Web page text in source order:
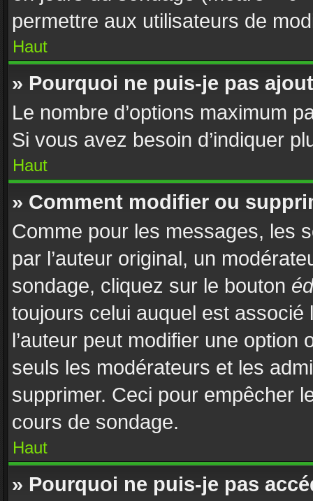
permettre aux utilisateurs de
Haut
» Pourquoi ne puis-je pas
Le nombre d’options maximum
Si vous avez besoin d’indiquer
Haut
» Comment modifier ou
Comme pour les messages, les
par l’auteur original, un
sondage, cliquez sur le bouton
toujours celui auquel est associé
l’auteur peut modifier une
seuls les modérateurs et les
supprimer. Ceci pour empêcher
cours de sondage.
Haut
» Pourquoi ne puis-je pas